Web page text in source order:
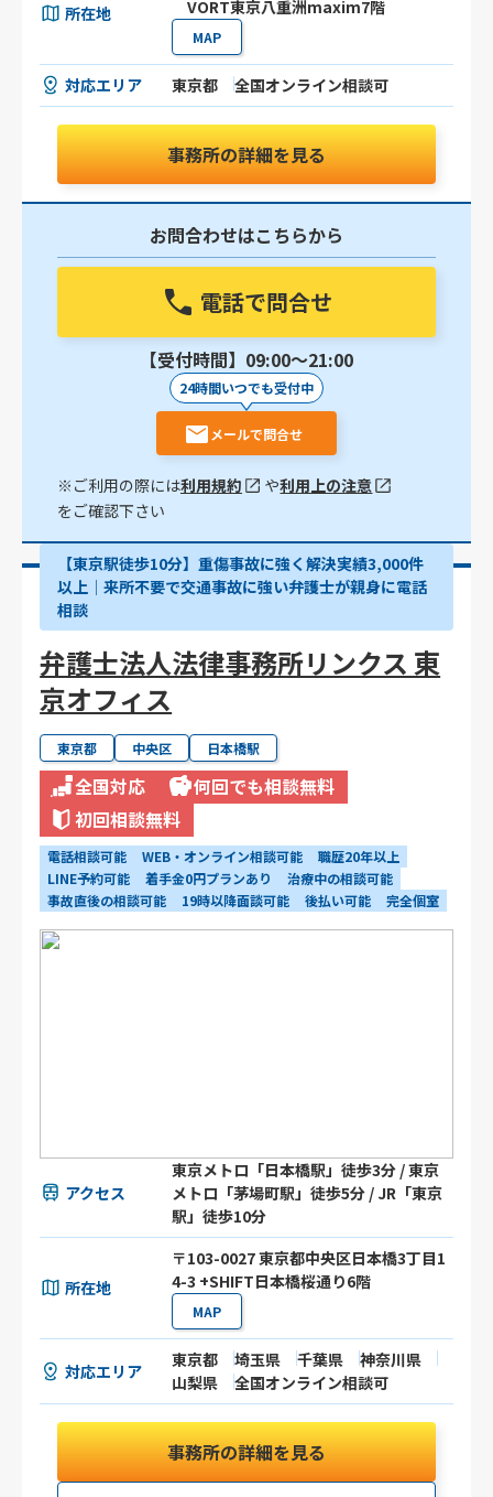
所在地 VORT東京八重洲maxim7階
MAP
対応エリア 東京都 全国オンライン相談可
事務所の詳細を見る
お問合わせはこちらから
電話で問合せ
【受付時間】09:00〜21:00
24時間いつでも受付中
メールで問合せ
※ご利用の際には利用規約 や利用上の注意
をご確認下さい
【東京駅徒歩10分】重傷事故に強く解決実績3,000件
以上│来所不要で交通事故に強い弁護士が親身に電話
相談
弁護士法人法律事務所リンクス 東
京オフィス
東京都 中央区 日本橋駅
全国対応
何回でも相談無料
初回相談無料
電話相談可能 WEB・オンライン相談可能
職歴20年以上
LINE予約可能
着手金0円プランあり
治療中の相談可能
事故直後の相談可能
19時以降面談可能 後払い可能 完全個室
アクセス
東京メトロ「日本橋駅」徒歩3分 / 東京
メトロ「茅場町駅」徒歩5分 / JR「東京
駅」徒歩10分
所在地
〒103-0027 東京都中央区日本橋3丁目1
4-3 +SHIFT日本橋桜通り6階
MAP
対応エリア
東京都 埼玉県 千葉県
神奈川県
山梨県
全国オンライン相談可
事務所の詳細を見る